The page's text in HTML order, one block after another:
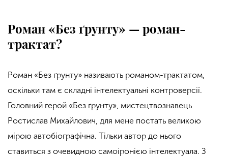
Роман «Без ґрунту» — роман-
трактат?
Роман «Без ґрунту» називають романом-трактатом,
оскільки там є складні інтелектуальні контроверсії.
Головний герой «Без ґрунту», мистецтвознавець
Ростислав Михайлович, для мене постать великою
мірою автобіографічна. Тільки автор до нього
ставиться з очевидною самоіронією інтелектуала. З